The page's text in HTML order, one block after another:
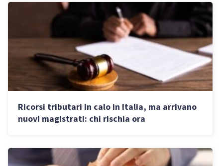
Ricorsi tributari in calo in Italia, ma arrivano
nuovi magistrati: chi rischia ora